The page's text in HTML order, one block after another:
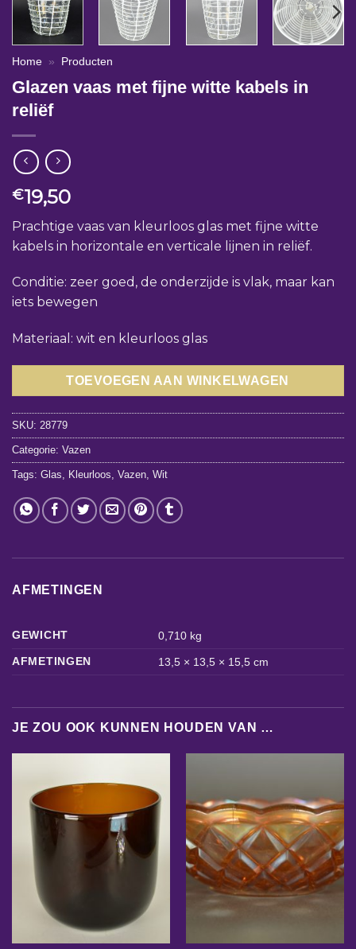
Home » Producten
Glazen vaas met fijne witte kabels in
reliëf
€19,50
Prachtige vaas van kleurloos glas met fijne witte
kabels in horizontale en verticale lijnen in reliëf.
Conditie: zeer goed, de onderzijde is vlak, maar kan
iets bewegen
Materiaal: wit en kleurloos glas
TOEVOEGEN AAN WINKELWAGEN
SKU: 28779
Categorie: Vazen
Tags: Glas Kleurloos Vazen Wit
AFMETINGEN
GEWICHT
0,710 kg
AFMETINGEN
13,5 × 13,5 × 15,5 cm
JE ZOU OOK KUNNEN HOUDEN VAN …